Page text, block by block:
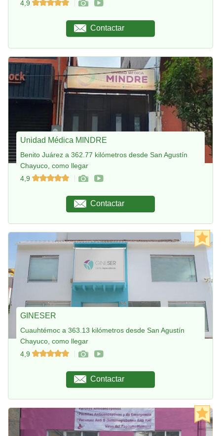
4,9
Contactar
Unidad Médica MINDRE
Benito Juárez a 362.77 kilómetros desde San Agustín
Chayuco, como llegar
4,9
Contactar
GINESER
Cuauhtémoc a 363.13 kilómetros desde San Agustín
Chayuco, como llegar
4,9
Contactar